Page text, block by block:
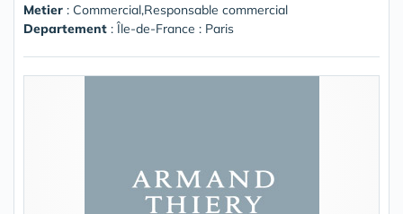
Metier : Commercial,Responsable commercial
Departement : Île-de-France : Paris